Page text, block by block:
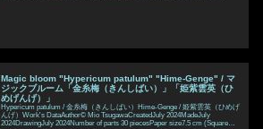
Magic bloom "Hypericum patulum" "Hime-Genge" / マ
ジックブルーム「金糸梅（きんしばい）」「姫紫雲英（ひ
めげんげ）」
Hypericum patulum / 金糸梅（きんしばい）Hime-Genge / 姫紫雲英（ひめげ
んげ）Work's DataAuthor© Mio TsugawaCreatedJuly 2024MadeJuly
2024DrawingJuly 2024Number of parts 30 piecesPaper size7.5 cm (Square